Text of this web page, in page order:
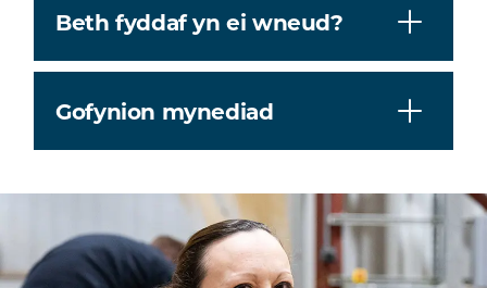
Beth fyddaf yn ei wneud?
Gofynion mynediad